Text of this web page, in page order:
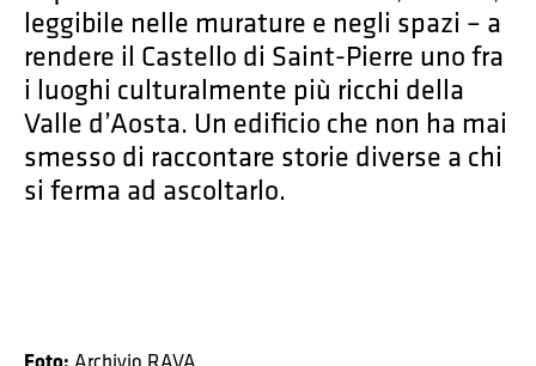
leggibile nelle murature e negli spazi – a
rendere il Castello di Saint-Pierre uno fra
i luoghi culturalmente più ricchi della
Valle d’Aosta. Un edificio che non ha mai
smesso di raccontare storie diverse a chi
si ferma ad ascoltarlo.